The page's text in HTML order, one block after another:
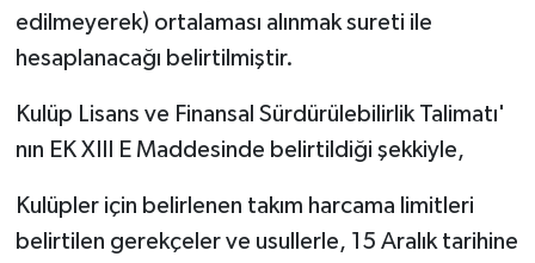
edilmeyerek) ortalaması alınmak sureti ile
hesaplanacağı belirtilmiştir.
Kulüp Lisans ve Finansal Sürdürülebilirlik Talimatı'
nın EK XIII E Maddesinde belirtildiği şekkiyle,
Kulüpler için belirlenen takım harcama limitleri
belirtilen gerekçeler ve usullerle, 15 Aralık tarihine